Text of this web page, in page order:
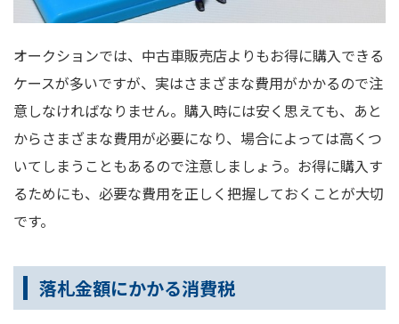
オークションでは、中古車販売店よりもお得に購入できる
ケースが多いですが、実はさまざまな費用がかかるので注
意しなければなりません。購入時には安く思えても、あと
からさまざまな費用が必要になり、場合によっては高くつ
いてしまうこともあるので注意しましょう。お得に購入す
るためにも、必要な費用を正しく把握しておくことが大切
です。
落札金額にかかる消費税